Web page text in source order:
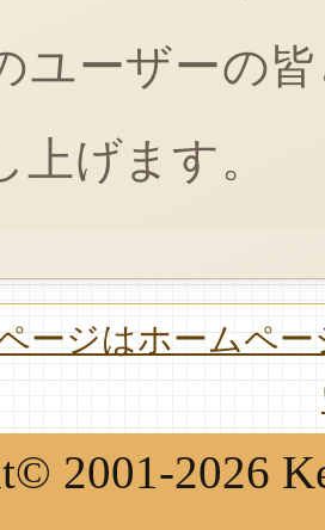
ユーザーの
上げます。
ージはホームペ
2001-2026